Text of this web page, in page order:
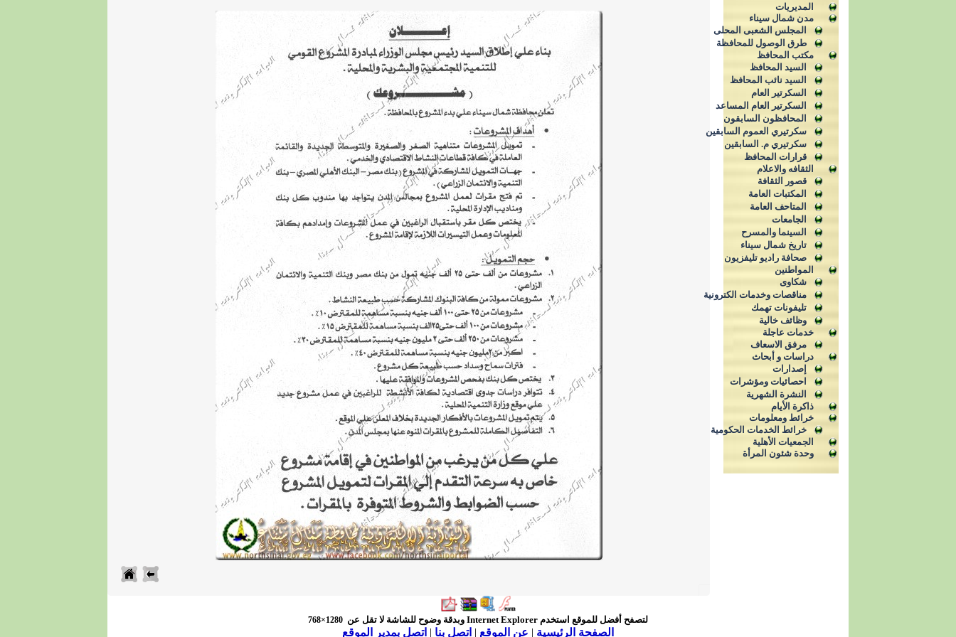
المديريات
مدن شمال سيناء
المجلس الشعبى المحلى
طرق الوصول للمحافظة
مكتب المحافظ
السيد المحافظ
السيد نائب المحافظ
السكرتير العام
السكرتير العام المساعد
المحافظون السابقون
سكرتيري العموم السابقين
سكرتيري م. السابقين
قرارات المحافظ
الثقافه والاعلام
قصور الثقافة
المكتبات العامة
المتاحف العامة
الجامعات
السينما والمسرح
تاريخ شمال سيناء
صحافة راديو تليفزيون
المواطنين
شكاوى
مناقصات وخدمات الكترونية
تليفونات تهمك
وظائف خالية
خدمات عاجلة
مرفق الاسعاف
دراسات و أبحاث
إصدارات
احصائيات ومؤشرات
النشرة الشهرية
ذاكرة الأيام
خرائط ومعلومات
خرائط الخدمات الحكومية
الجمعيات الأهلية
وحدة شئون المرأة
لتصفح أفضل للموقع استخدم Internet Explorer وبدقة وضوح للشاشة لا تقل عن 1280×768
الصفحة الرئيسية | عن الموقع | اتصل بنا | اتصل بمدير الموقع